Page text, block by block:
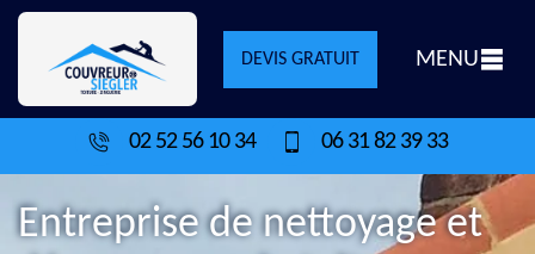
DEVIS GRATUIT MENU
02 52 56 10 34 06 31 82 39 33
Entreprise de nettoyage et